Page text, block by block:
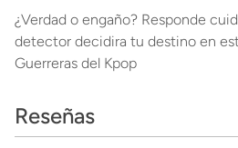
¿Verdad o engaño? Responde
detector decidira tu destino en
Guerreras del Kpop
Reseñas